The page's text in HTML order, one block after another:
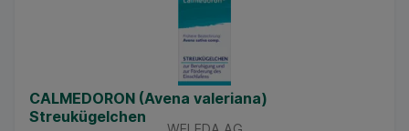
CALMEDORON (Avena valeriana)
Streukügelchen